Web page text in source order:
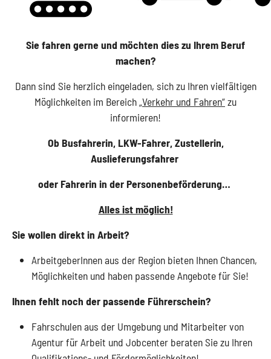
Sie fahren gerne und möchten dies zu Ihrem Beruf
machen?
Dann sind Sie herzlich eingeladen, sich zu Ihren vielfältigen
Möglichkeiten im Bereich„Verkehr und Fahren“zu
informieren!
Ob Busfahrerin, LKW-Fahrer, Zustellerin,
Auslieferungsfahrer
oder Fahrerin in der Personenbeförderung…
Alles ist möglich!
Sie wollen direkt in Arbeit?
ArbeitgeberInnen aus der Region bieten Ihnen Chancen,
Möglichkeiten und haben passende Angebote für Sie!
Ihnen fehlt noch der passende Führerschein?
Fahrschulen aus der Umgebung und Mitarbeiter von
Agentur für Arbeit und Jobcenter beraten Sie zu Ihren